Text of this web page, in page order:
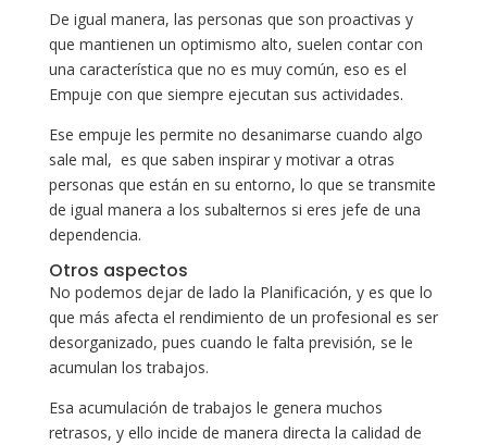
De igual manera, las personas que son proactivas y
que mantienen un optimismo alto, suelen contar con
una característica que no es muy común, eso es el
Empuje con que siempre ejecutan sus actividades.
Ese empuje les permite no desanimarse cuando algo
sale mal, es que saben inspirar y motivar a otras
personas que están en su entorno, lo que se transmite
de igual manera a los subalternos si eres jefe de una
dependencia.
Otros aspectos
No podemos dejar de lado la Planificación, y es que lo
que más afecta el rendimiento de un profesional es ser
desorganizado, pues cuando le falta previsión, se le
acumulan los trabajos.
Esa acumulación de trabajos le genera muchos
retrasos, y ello incide de manera directa la calidad de